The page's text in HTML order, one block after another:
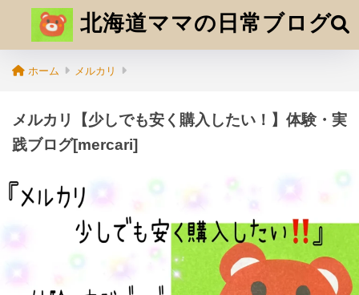
北海道ママの日常ブログ
ホーム メルカリ
メルカリ【少しでも安く購入したい！】体験・実
践ブログ[mercari]